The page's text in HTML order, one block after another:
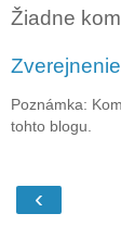
Žiadne
Poznámka:
tohto blogu.
‹